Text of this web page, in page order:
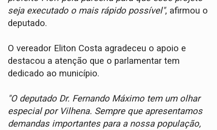
seja executado o mais rápido possível", afirmou o
deputado.
O vereador Eliton Costa agradeceu o apoio e
destacou a atenção que o parlamentar tem
dedicado ao município.
"O deputado Dr. Fernando Máximo tem um olhar
especial por Vilhena. Sempre que apresentamos
demandas importantes para a nossa população,